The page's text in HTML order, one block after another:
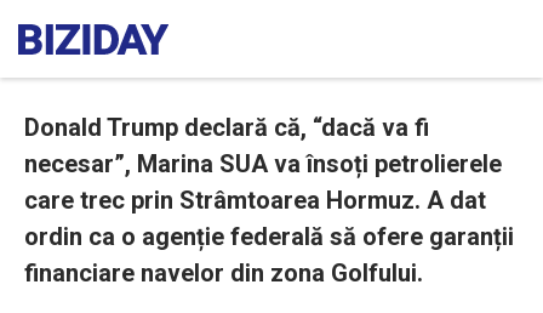
Donald Trump declară că, “dacă va fi
necesar”, Marina SUA va însoți petrolierele
care trec prin Strâmtoarea Hormuz. A dat
ordin ca o agenție federală să ofere garanții
financiare navelor din zona Golfului.